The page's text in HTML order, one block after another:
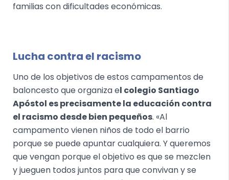
familias con dificultades económicas.
Lucha contra el racismo
Uno de los objetivos de estos campamentos de
baloncesto que organiza el colegio Santiago
Apóstol es precisamente la educación contra
el racismo desde bien pequeños. «Al
campamento vienen niños de todo el barrio
porque se puede apuntar cualquiera. Y queremos
que vengan porque el objetivo es que se mezclen
y jueguen todos juntos para que convivan y se